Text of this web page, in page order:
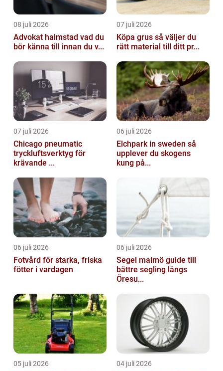
08 juli 2026
Advokat halmstad vad du
bör känna till innan du v...
07 juli 2026
Köpa grus så väljer du
rätt material till ditt pr...
07 juli 2026
Chicago pneumatic
tryckluftsverktyg för
krävande ...
06 juli 2026
Elchpark in sweden så
upplever du skogens
kung på...
06 juli 2026
Fotvård för starka, friska
fötter i vardagen
06 juli 2026
Segel malmö guide till
bättre segling längs
Öresu...
05 juli 2026 04 juli 2026